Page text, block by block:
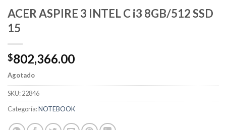
ACER ASPIRE 3 INTEL C i3 8GB/512 SSD
15
$802,366.00
Agotado
SKU:22846
Categoría:NOTEBOOK